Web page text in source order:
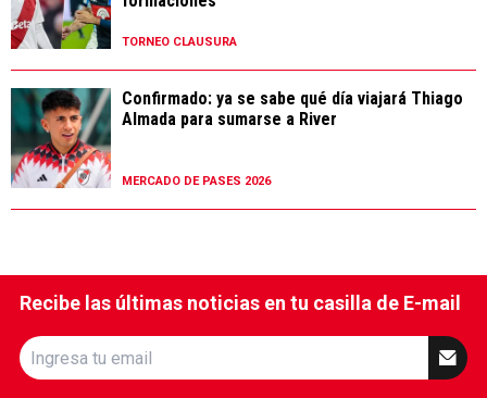
TORNEO CLAUSURA
Confirmado: ya se sabe qué día viajará Thiago
Almada para sumarse a River
MERCADO DE PASES 2026
Recibe las últimas noticias en tu casilla de E-mail